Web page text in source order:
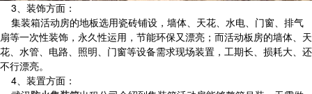
3、装饰方面：
集装箱活动房的地板选用瓷砖铺设，墙体、天花、水电、门窗、排气
扇等一次性装饰，永久性运用，节能环保又漂亮；而活动板房的墙体、天
花、水管、电路、照明、门窗等设备需求现场装置，工期长、损耗大、还
不行漂亮。
4、装置方面：